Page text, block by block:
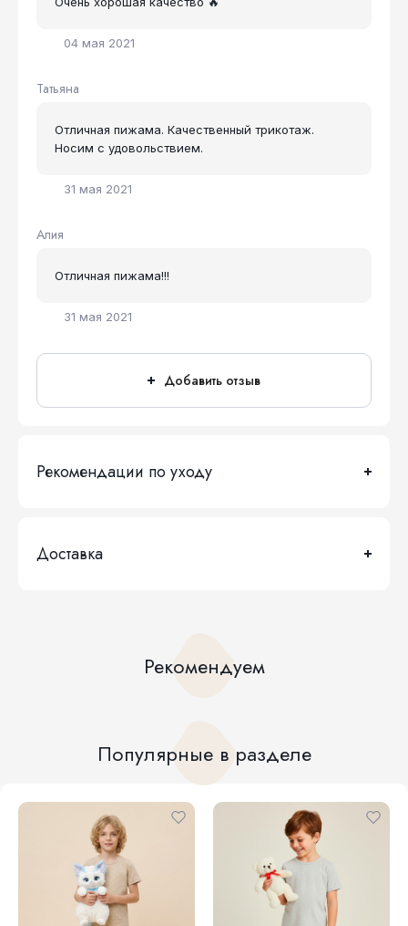
04 мая 2021
Татьяна
31 мая 2021
Отличная пижама. Качественный трикотаж.
Носим с удовольствием.
Алия
31 мая 2021
Отличная пижама!!!
Добавить отзыв
Рекомендации по уходу
Доставка
Рекомендуем
Популярные в разделе